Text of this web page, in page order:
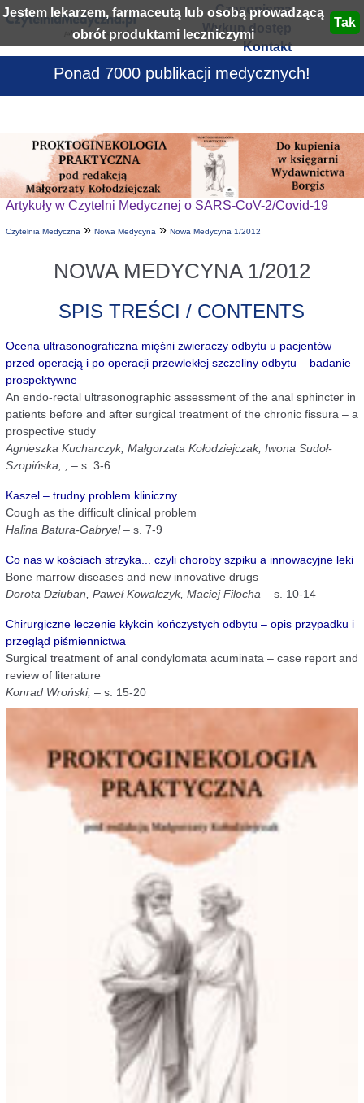
Jestem lekarzem, farmaceutą lub osobą prowadzącą
obrót produktami leczniczymi
Czasopisma
Wykup dostęp
Kontakt
Ponad 7000 publikacji medycznych!
Artykuły w Czytelni Medycznej o SARS-CoV-2/Covid-19
Czytelnia Medyczna» Nowa Medycyna» Nowa Medycyna 1/2012
NOWA MEDYCYNA 1/2012
SPIS TREŚCI / CONTENTS
Ocena ultrasonograficzna mięśni zwieraczy odbytu u pacjentów
przed operacją i po operacji przewlekłej szczeliny odbytu – badanie
prospektywne
An endo-rectal ultrasonographic assessment of the anal sphincter in
patients before and after surgical treatment of the chronic fissura – a
prospective study
Agnieszka Kucharczyk, Małgorzata Kołodziejczak, Iwona Sudoł-
Szopińska, , – s. 3-6
Kaszel – trudny problem kliniczny
Cough as the difficult clinical problem
Halina Batura-Gabryel– s. 7-9
Co nas w kościach strzyka... czyli choroby szpiku a innowacyjne leki
Bone marrow diseases and new innovative drugs
Dorota Dziuban, Paweł Kowalczyk, Maciej Filocha– s. 10-14
Chirurgiczne leczenie kłykcin kończystych odbytu – opis przypadku i
przegląd piśmiennictwa
Surgical treatment of anal condylomata acuminata – case report and
review of literature
Konrad Wroński, – s. 15-20